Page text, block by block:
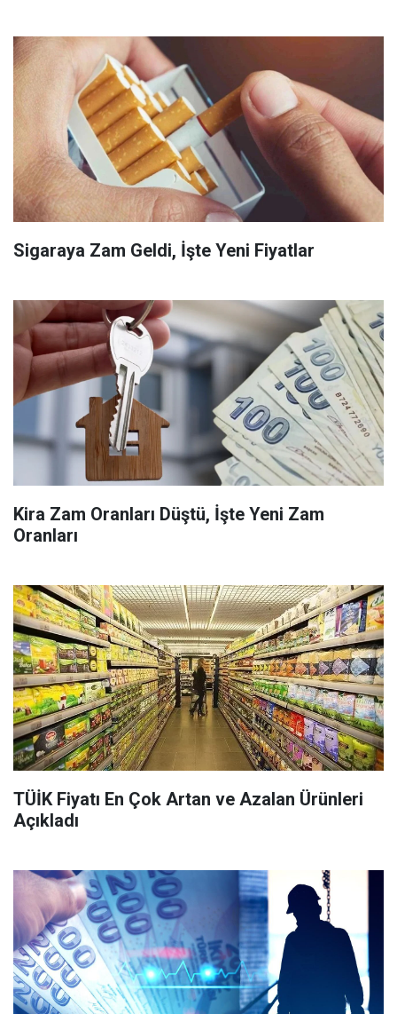
Sigaraya Zam Geldi, İşte Yeni Fiyatlar
Kira Zam Oranları Düştü, İşte Yeni Zam
Oranları
TÜİK Fiyatı En Çok Artan ve Azalan Ürünleri
Açıkladı